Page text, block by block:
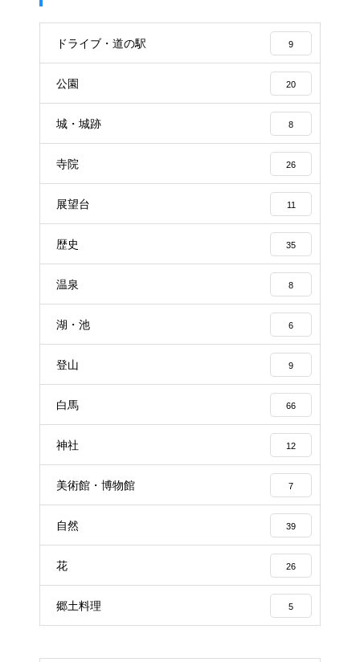
ドライブ・道の駅 9
公園 20
城・城跡 8
寺院 26
展望台 11
歴史 35
温泉 8
湖・池 6
登山 9
白馬 66
神社 12
美術館・博物館 7
自然 39
花 26
郷土料理 5